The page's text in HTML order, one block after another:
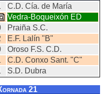
C.D. Cía. de María
Vedra-Boqueixón ED
Praiña S.C.
E.F. Lalín "B"
Oroso F.S. C.D.
C.D. Conxo Sant. "C"
S.D. Dubra
21